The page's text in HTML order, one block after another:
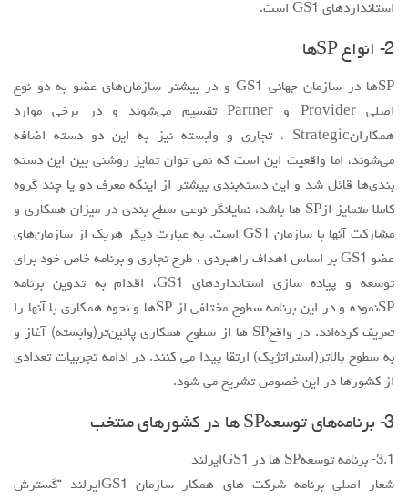
مقالات سال 1403
مقالات سال 1404
مرور
شماره جاری
راهنمای نویسندگان
نحوه ارسال مقاله
درباره نشریه
اخبار و اعلانات
پیوندهای مفید
استانداردهاي GS1 است.
2- انواع SPها
SPها در سازمان جهاني GS1 و در بيشتر سازمان‌هاي عضو به دو نوع
اصلي Provider و Partner تقسيم مي‌شوند و در برخي موارد
همكارانStrategic ، تجاري و وابسته نيز به اين دو دسته اضافه
مي‌شوند، اما واقعيت اين است كه نمي توان تمايز روشني بين اين دسته
بندي‌ها قائل شد و اين دسته‌بندي بيشتر از اينكه معرف دو يا چند گروه
كاملا متمايز ازSP ها باشد، نمايانگر نوعي سطح بندي در ميزان همكاري و
مشاركت آنها با سازمان GS1 است. به عبارت ديگر هريك از سازمان‌هاي
عضو GS1 بر اساس اهداف راهبردي ، طرح تجاري و برنامه خاص خود براي
توسعه و پياده سازي استانداردهاي GS1، اقدام به تدوين برنامه
SPنموده و در اين برنامه سطوح مختلفي از SPها و نحوه همكاري با آنها را
تعريف كرده‌اند. در واقعSP ها از سطوح همكاري پائين‌تر(وابسته) آغاز و
به سطوح بالاتر(استراتژيك) ارتقا پيدا مي كنند. در ادامه تجربيات تعدادي
از كشورها در اين خصوص تشريح مي شود.
3- برنامه‌هاي توسعهSP ها در كشورهاي منتخب
3.1- برنامه توسعهSP ها در GS1ايرلند
شعار اصلي برنامه شركت هاي همكار سازمان GS1ايرلند “گسترش